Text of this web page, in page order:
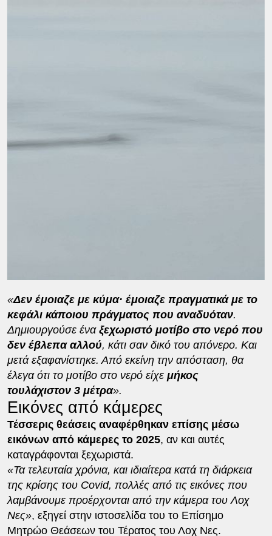
«Δεν έμοιαζε με κύμα· έμοιαζε πραγματικά με το
κεφάλι κάποιου πράγματος που αναδυόταν.
Δημιουργούσε ένα ξεχωριστό μοτίβο στο νερό που
δεν έβλεπα αλλού, κάτι σαν δικό του απόνερο. Και
μετά εξαφανίστηκε. Από εκείνη την απόσταση, θα
έλεγα ότι το μοτίβο στο νερό είχε μήκος
τουλάχιστον 3 μέτρα».
Εικόνες από κάμερες
Τέσσερις θεάσεις αναφέρθηκαν επίσης μέσω
εικόνων από κάμερες το 2025, αν και αυτές
καταγράφονται ξεχωριστά.
«Τα τελευταία χρόνια, και ιδιαίτερα κατά τη διάρκεια
της κρίσης του Covid, πολλές από τις εικόνες που
λαμβάνουμε προέρχονται από την κάμερα του Λοχ
Νες», εξηγεί στην ιστοσελίδα του το Επίσημο
Μητρώο Θεάσεων του Τέρατος του Λοχ Νες.